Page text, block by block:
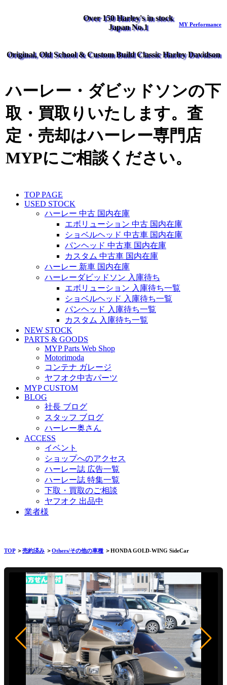
Over 150 Harley's in stock
Japan No.1
MY Performance
Original, Old School & Custom Build Classic Harley Davidson
ハーレー・ダビッドソンの下
取・買取りいたします。査
定・売却はハーレー専門店
MYPにご相談ください。
TOP PAGE
USED STOCK
ハーレー 中古 国内在庫
エボリューション 中古 国内在庫
ショベルヘッド 中古車 国内在庫
パンヘッド 中古車 国内在庫
カスタム 中古車 国内在庫
ハーレー 新車 国内在庫
ハーレーダビッドソン 入庫待ち
エボリューション 入庫待ち一覧
ショベルヘッド 入庫待ち一覧
パンヘッド 入庫待ち一覧
カスタム 入庫待ち一覧
NEW STOCK
PARTS & GOODS
MYP Parts Web Shop
Motorimoda
コンテナ ガレージ
ヤフオク中古パーツ
MYP CUSTOM
BLOG
社長 ブログ
スタッフ ブログ
ハーレー奥さん
ACCESS
イベント
ショップへのアクセス
ハーレー誌 広告一覧
ハーレー誌 特集一覧
下取・買取のご相談
ヤフオク 出品中
業者様
TOP＞売約済み ＞Others/その他の車種 ＞HONDA GOLD-WING SideCar